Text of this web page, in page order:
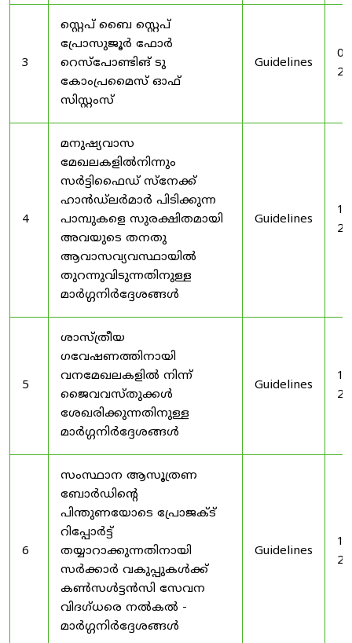
3
സ്റ്റെപ് ബൈ സ്റ്റെപ്
പ്രോസുജൂർ ഫോർ
റെസ്‌പോണ്ടിങ് ടു
കോംപ്രമൈസ് ഓഫ്
സിസ്റ്റംസ്
Guidelines
4
മനുഷ്യവാസ
മേഖലകളിൽനിന്നും
സർട്ടിഫൈഡ് സ്നേക്ക്
ഹാൻഡ്‌ലർമാർ പിടിക്കുന്ന
പാമ്പുകളെ സുരക്ഷിതമായി
അവയുടെ തനതു
ആവാസവ്യവസ്ഥായിൽ
തുറന്നുവിടുന്നതിനുള്ള
മാർഗ്ഗനിർദ്ദേശങ്ങൾ
Guidelines
5
ശാസ്ത്രീയ
ഗവേഷണത്തിനായി
വനമേഖലകളിൽ നിന്ന്
ജൈവവസ്തുക്കൾ
ശേഖരിക്കുന്നതിനുള്ള
മാർഗ്ഗനിർദ്ദേശങ്ങൾ
Guidelines
6
സംസ്ഥാന ആസൂത്രണ
ബോർഡിൻ്റെ
പിന്തുണയോടെ പ്രോജക്ട്
റിപ്പോർട്ട്
തയ്യാറാക്കുന്നതിനായി
സർക്കാർ വകുപ്പുകൾക്ക്
കൺസൾട്ടൻസി സേവന
വിദഗ്ധരെ നൽകൽ -
മാർഗ്ഗനിർദ്ദേശങ്ങൾ
Guidelines